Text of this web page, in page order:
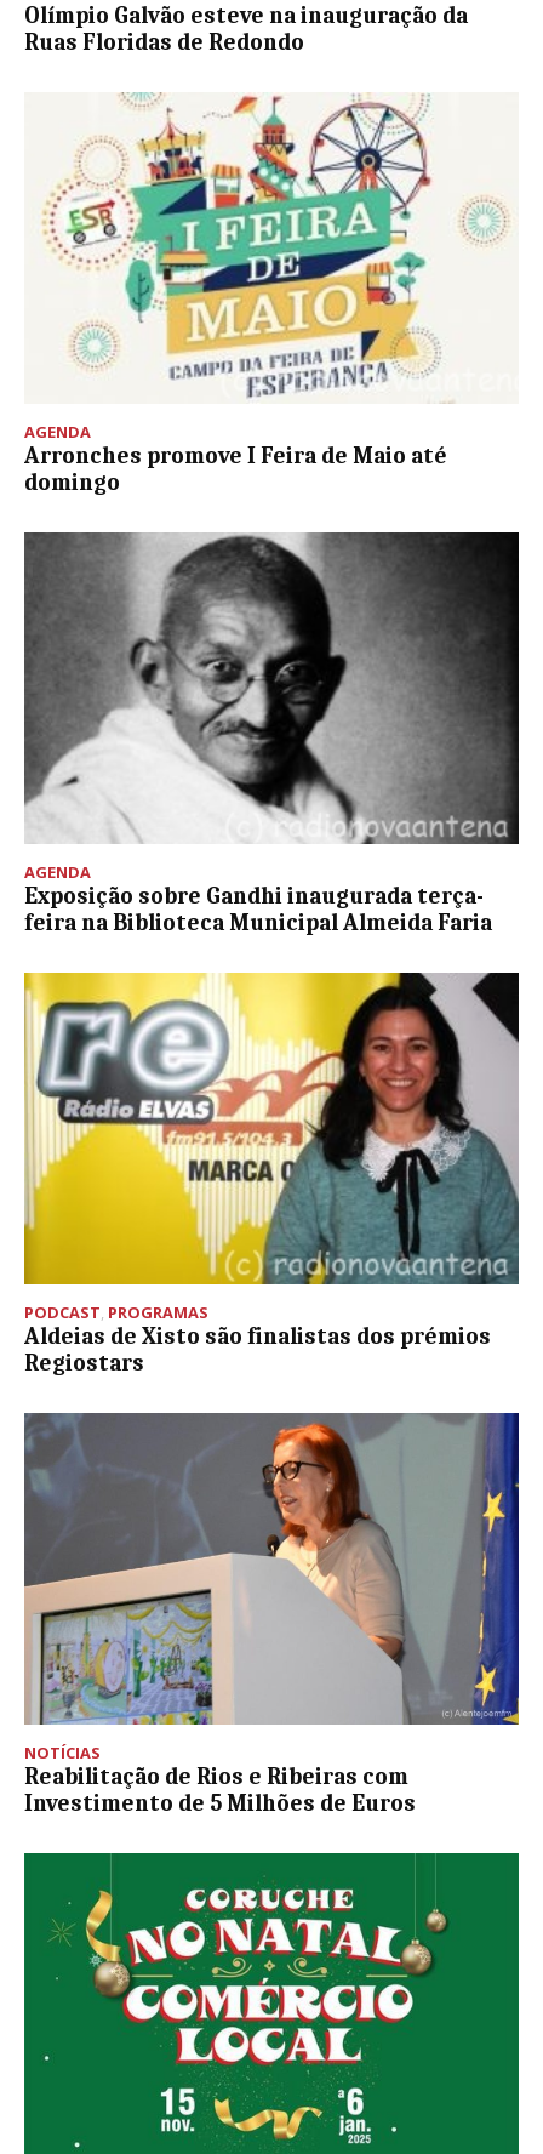
Olímpio Galvão esteve na inauguração da
Ruas Floridas de Redondo
AGENDA
Arronches promove I Feira de Maio até
domingo
AGENDA
Exposição sobre Gandhi inaugurada terça-
feira na Biblioteca Municipal Almeida Faria
PODCAST, PROGRAMAS
Aldeias de Xisto são finalistas dos prémios
Regiostars
NOTÍCIAS
Reabilitação de Rios e Ribeiras com
Investimento de 5 Milhões de Euros